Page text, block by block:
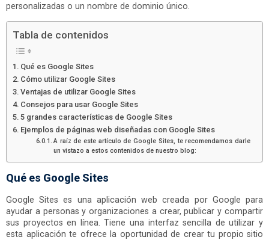
personalizadas o un nombre de dominio único.
Tabla de contenidos
Qué es Google Sites
Cómo utilizar Google Sites
Ventajas de utilizar Google Sites
Consejos para usar Google Sites
5 grandes características de Google Sites
Ejemplos de páginas web diseñadas con Google Sites
A raíz de este artículo de Google Sites, te recomendamos darle
un vistazo a estos contenidos de nuestro blog:
Qué es Google Sites
Google Sites es una aplicación web creada por Google para
ayudar a personas y organizaciones a crear, publicar y compartir
sus proyectos en línea. Tiene una interfaz sencilla de utilizar y
esta aplicación te ofrece la oportunidad de crear tu propio sitio